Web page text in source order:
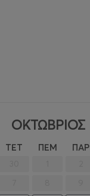
ΟΚΤΏΒΡΙΟΣ
ΤΕΤ ΠΕΜ ΠΑΡ